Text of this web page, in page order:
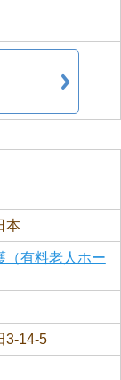
本
（有料老人ホー
3-14-5